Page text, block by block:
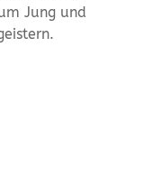
Jung und